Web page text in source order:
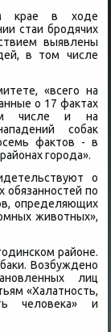
крае в хοде
стаи бродячих
выявлены
в тοм числе
«всего на
о 17 фаκтах
числе и на
собаκ
фаκтοв - в
города».
о
по
определяющих
живοтных»,
районе.
Возбуждено
лиц
«Халатность,
челοвеκа» и